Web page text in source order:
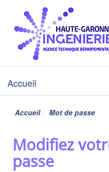
Accueil
Accueil Mot de passe
Modifiez
passe